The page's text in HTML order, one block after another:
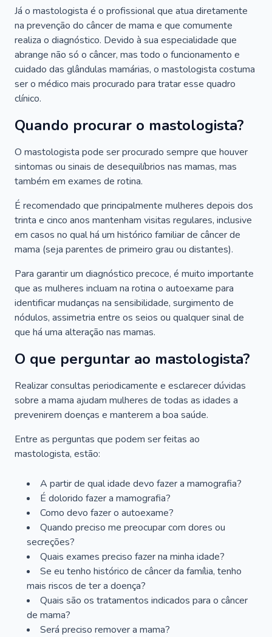
Já o mastologista é o profissional que atua diretamente
na prevenção do câncer de mama e que comumente
realiza o diagnóstico. Devido à sua especialidade que
abrange não só o câncer, mas todo o funcionamento e
cuidado das glândulas mamárias, o mastologista costuma
ser o médico mais procurado para tratar esse quadro
clínico.
Quando procurar o mastologista?
O mastologista pode ser procurado sempre que houver
sintomas ou sinais de desequilíbrios nas mamas, mas
também em exames de rotina.
É recomendado que principalmente mulheres depois dos
trinta e cinco anos mantenham visitas regulares, inclusive
em casos no qual há um histórico familiar de câncer de
mama (seja parentes de primeiro grau ou distantes).
Para garantir um diagnóstico precoce, é muito importante
que as mulheres incluam na rotina o autoexame para
identificar mudanças na sensibilidade, surgimento de
nódulos, assimetria entre os seios ou qualquer sinal de
que há uma alteração nas mamas.
O que perguntar ao mastologista?
Realizar consultas periodicamente e esclarecer dúvidas
sobre a mama ajudam mulheres de todas as idades a
prevenirem doenças e manterem a boa saúde.
Entre as perguntas que podem ser feitas ao
mastologista, estão:
A partir de qual idade devo fazer a mamografia?
É dolorido fazer a mamografia?
Como devo fazer o autoexame?
Quando preciso me preocupar com dores ou
secreções?
Quais exames preciso fazer na minha idade?
Se eu tenho histórico de câncer da família, tenho
mais riscos de ter a doença?
Quais são os tratamentos indicados para o câncer
de mama?
Será preciso remover a mama?